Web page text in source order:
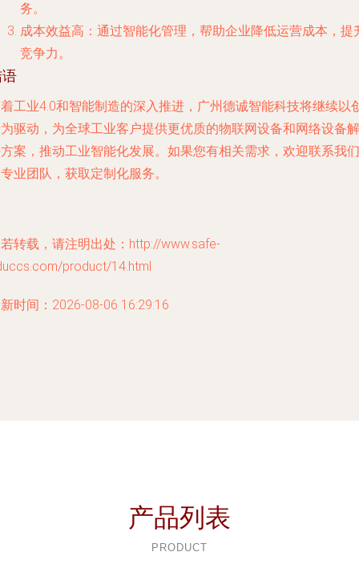
务。
成本效益高 ：通过智能化管理，帮助企业降低运营成本，提
竞争力。
工业4.0和智能制造的深入推进，广州德诚智能科技将继续以
驱动，为全球工业客户提供更优质的物联网设备和网络设备解
案，推动工业智能化发展。如果您有相关需求，欢迎联系我们
业团队，获取定制化服务。
转载，请注明出处：http://www.safe-
product/14.html
时间：2026-08-06 16:29:16
产品列表
PRODUCT